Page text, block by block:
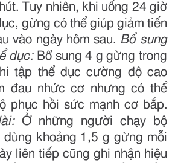
Tuy nhiên, khi uống 24 giờ
gừng có thể giúp giảm tiến
vào ngày hôm sau. Bổ sung
dục:Bổ sung 4 g gừng trong
tập thể dục cường độ cao
đau nhức cơ nhưng có thể
phục hồi sức mạnh cơ bắp.
Ở những người chạy bộ
khoảng 1,5 g gừng mỗi
liên tiếp cũng ghi nhận hiệu